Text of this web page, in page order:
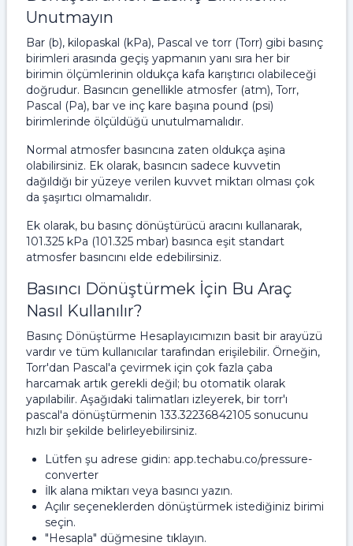
Unutmayın
Bar (b), kilopaskal (kPa), Pascal ve torr (Torr) gibi basınç
birimleri arasında geçiş yapmanın yanı sıra her bir
birimin ölçümlerinin oldukça kafa karıştırıcı olabileceği
doğrudur. Basıncın genellikle atmosfer (atm), Torr,
Pascal (Pa), bar ve inç kare başına pound (psi)
birimlerinde ölçüldüğü unutulmamalıdır.
Normal atmosfer basıncına zaten oldukça aşina
olabilirsiniz. Ek olarak, basıncın sadece kuvvetin
dağıldığı bir yüzeye verilen kuvvet miktarı olması çok
da şaşırtıcı olmamalıdır.
Ek olarak, bu basınç dönüştürücü aracını kullanarak,
101.325 kPa (101.325 mbar) basınca eşit standart
atmosfer basıncını elde edebilirsiniz.
Basıncı Dönüştürmek İçin Bu Araç
Nasıl Kullanılır?
Basınç Dönüştürme Hesaplayıcımızın basit bir arayüzü
vardır ve tüm kullanıcılar tarafından erişilebilir. Örneğin,
Torr'dan Pascal'a çevirmek için çok fazla çaba
harcamak artık gerekli değil; bu otomatik olarak
yapılabilir. Aşağıdaki talimatları izleyerek, bir torr'ı
pascal'a dönüştürmenin 133.32236842105 sonucunu
hızlı bir şekilde belirleyebilirsiniz.
Lütfen şu adrese gidin: app.techabu.co/pressure-
converter
İlk alana miktarı veya basıncı yazın.
Açılır seçeneklerden dönüştürmek istediğiniz birimi
seçin.
"Hesapla" düğmesine tıklayın.